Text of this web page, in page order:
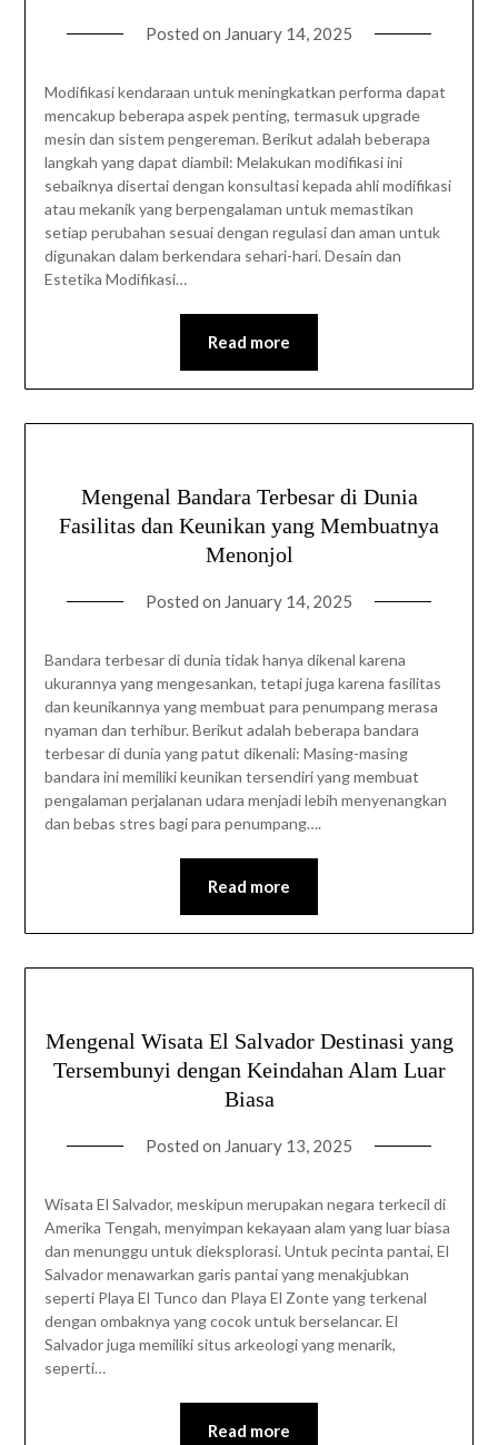
Posted on January 14, 2025
Modifikasi kendaraan untuk meningkatkan performa dapat
mencakup beberapa aspek penting, termasuk upgrade
mesin dan sistem pengereman. Berikut adalah beberapa
langkah yang dapat diambil: Melakukan modifikasi ini
sebaiknya disertai dengan konsultasi kepada ahli modifikasi
atau mekanik yang berpengalaman untuk memastikan
setiap perubahan sesuai dengan regulasi dan aman untuk
digunakan dalam berkendara sehari-hari. Desain dan
Estetika Modifikasi…
Read more
Mengenal Bandara Terbesar di Dunia
Fasilitas dan Keunikan yang Membuatnya
Menonjol
Posted on January 14, 2025
Bandara terbesar di dunia tidak hanya dikenal karena
ukurannya yang mengesankan, tetapi juga karena fasilitas
dan keunikannya yang membuat para penumpang merasa
nyaman dan terhibur. Berikut adalah beberapa bandara
terbesar di dunia yang patut dikenali: Masing-masing
bandara ini memiliki keunikan tersendiri yang membuat
pengalaman perjalanan udara menjadi lebih menyenangkan
dan bebas stres bagi para penumpang….
Read more
Mengenal Wisata El Salvador Destinasi yang
Tersembunyi dengan Keindahan Alam Luar
Biasa
Posted on January 13, 2025
Wisata El Salvador, meskipun merupakan negara terkecil di
Amerika Tengah, menyimpan kekayaan alam yang luar biasa
dan menunggu untuk dieksplorasi. Untuk pecinta pantai, El
Salvador menawarkan garis pantai yang menakjubkan
seperti Playa El Tunco dan Playa El Zonte yang terkenal
dengan ombaknya yang cocok untuk berselancar. El
Salvador juga memiliki situs arkeologi yang menarik,
seperti…
Read more